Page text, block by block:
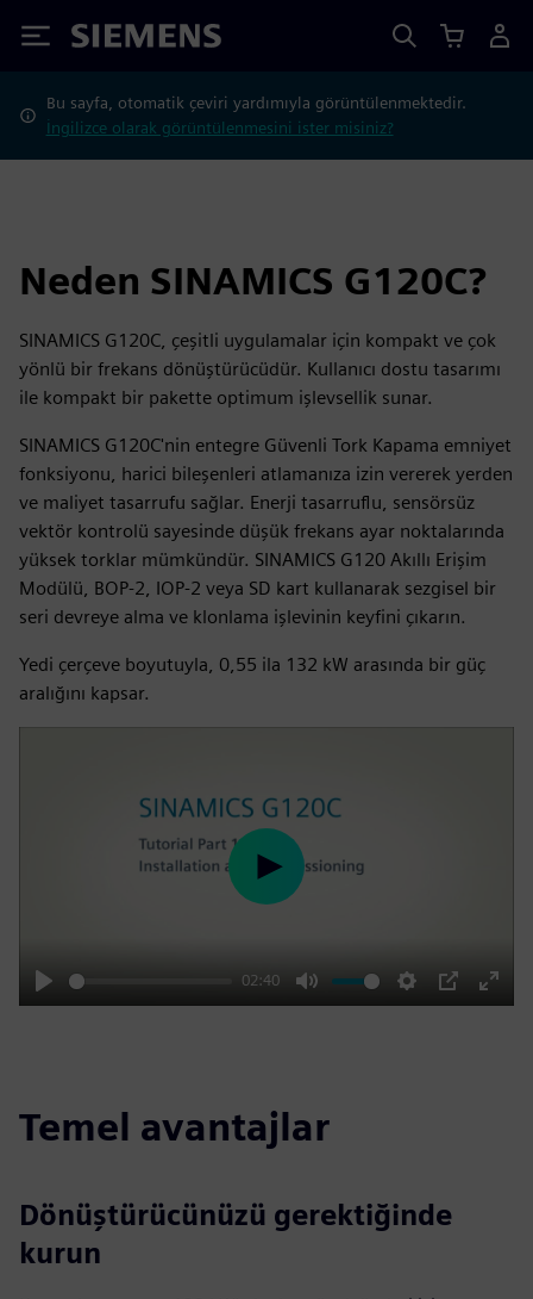
Siemens
Bu sayfa, otomatik çeviri yardımıyla görüntülenmektedir.
İngilizce olarak görüntülenmesini ister misiniz?
Neden SINAMICS G120C?
SINAMICS G120C, çeşitli uygulamalar için kompakt ve çok
yönlü bir frekans dönüştürücüdür. Kullanıcı dostu tasarımı
ile kompakt bir pakette optimum işlevsellik sunar.
SINAMICS G120C'nin entegre Güvenli Tork Kapama emniyet
fonksiyonu, harici bileşenleri atlamanıza izin vererek yerden
ve maliyet tasarrufu sağlar. Enerji tasarruflu, sensörsüz
vektör kontrolü sayesinde düşük frekans ayar noktalarında
yüksek torklar mümkündür. SINAMICS G120 Akıllı Erişim
Modülü, BOP-2, IOP-2 veya SD kart kullanarak sezgisel bir
seri devreye alma ve klonlama işlevinin keyfini çıkarın.
Yedi çerçeve boyutuyla, 0,55 ila 132 kW arasında bir güç
aralığını kapsar.
Play
02:40
Mute Settings
PIP
Enter
Play
Temel avantajlar
Dönüştürücünüzü gerektiğinde
kurun